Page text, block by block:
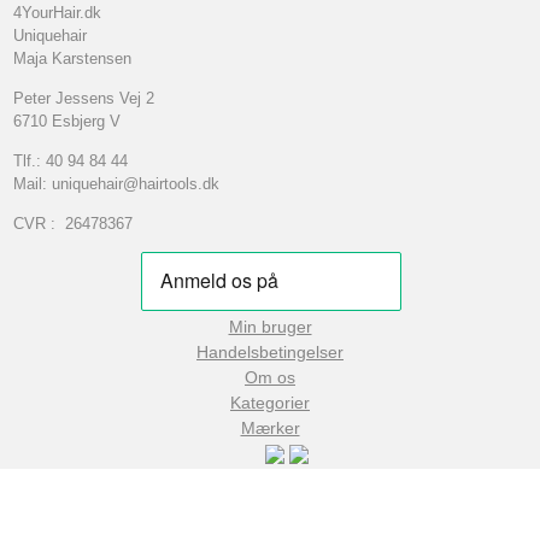
4YourHair.dk
Uniquehair
Maja Karstensen
Peter Jessens Vej 2
6710 Esbjerg V
Tlf.: 40 94 84 44
Mail: uniquehair@hairtools.dk
CVR : 26478367
Min bruger
Handelsbetingelser
Om os
Kategorier
Mærker